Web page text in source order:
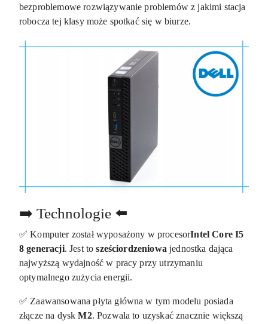
bezproblemowe rozwiązywanie problemów z jakimi stacja
robocza tej klasy może spotkać się w biurze.
➡️ Technologie ⬅️
✅ Komputer został wyposażony w procesorIntel Core I5
8 generacji. Jest tosześciordzeniowajednostka dająca
najwyższą wydajność w pracy przy utrzymaniu
optymalnego zużycia energii.
✅ Zaawansowana płyta główna w tym modelu posiada
złącze na dyskM2. Pozwala to uzyskać znacznie większą